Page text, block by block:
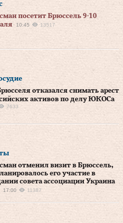
посетит Брюссель 9-10
10:45 13517
отказался снимать арест
активов по делу ЮКОСа
7633
отменил визит в Брюссель,
его участие в
совета ассоциации Украина
17:00 11387